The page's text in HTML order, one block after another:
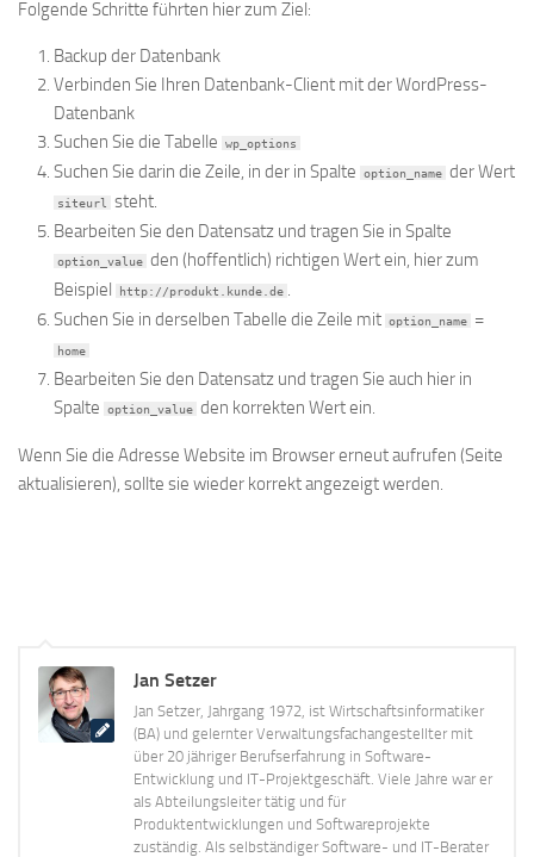
Folgende Schritte führten hier zum Ziel:
Backup der Datenbank
Verbinden Sie Ihren Datenbank-Client mit der WordPress-
Datenbank
Suchen Sie die Tabelle wp_options
Suchen Sie darin die Zeile, in der in Spalte option_name der Wert
siteurl
steht.
Bearbeiten Sie den Datensatz und tragen Sie in Spalte
option_value den (hoffentlich) richtigen Wert ein, hier zum
Beispiel
http://produkt.kunde.de .
Suchen Sie in derselben Tabelle die Zeile mit option_name =
home
Bearbeiten Sie den Datensatz und tragen Sie auch hier in
Spalte option_value den korrekten Wert ein.
Wenn Sie die Adresse Website im Browser erneut aufrufen (Seite
aktualisieren), sollte sie wieder korrekt angezeigt werden.
Jan Setzer
Jan Setzer, Jahrgang 1972, ist Wirtschaftsinformatiker
(BA) und gelernter Verwaltungsfachangestellter mit
über 20 jähriger Berufserfahrung in Software-
Entwicklung und IT-Projektgeschäft. Viele Jahre war er
als Abteilungsleiter tätig und für
Produktentwicklungen und Softwareprojekte
zuständig. Als selbständiger Software- und IT-Berater